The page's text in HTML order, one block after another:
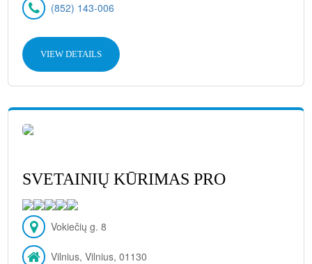
(852) 143-006
VIEW DETAILS
SVETAINIŲ KŪRIMAS PRO
Vokiečių g. 8
Vilnius, Vilnius, 01130